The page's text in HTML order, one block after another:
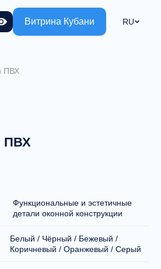
Витрина Кубани RU
ПВХ
ПВХ
Функциональные и эстетичные
детали оконной конструкции
Белый / Чёрный / Бежевый /
Коричневый / Оранжевый / Серый